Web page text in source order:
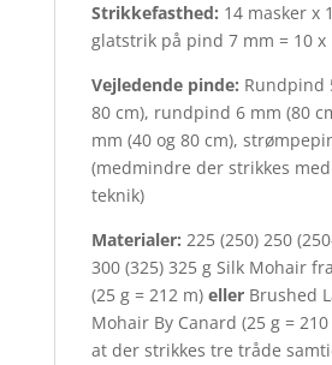
Strikkefasthed: 14 masker x
glatstrik på pind 7 mm = 10 x
Vejledende pinde: Rundpind
80 cm), rundpind 6 mm (80
mm (40 og 80 cm),
(medmindre der strikkes
teknik)
Materialer: 225 (250) 250
300 (325) 325 g Silk Mohair
(25 g = 212 m) eller Brushed
Mohair By Canard (25 g =
at der strikkes tre tråde